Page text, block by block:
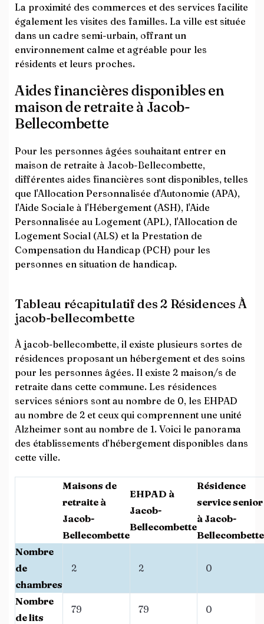
La proximité des commerces et des services facilite
également les visites des familles. La ville est située
dans un cadre semi-urbain, offrant un
environnement calme et agréable pour les
résidents et leurs proches.
Aides financières disponibles en
maison de retraite à Jacob-
Bellecombette
Pour les personnes âgées souhaitant entrer en
maison de retraite à Jacob-Bellecombette,
différentes aides financières sont disponibles, telles
que l'Allocation Personnalisée d'Autonomie (APA),
l'Aide Sociale à l'Hébergement (ASH), l'Aide
Personnalisée au Logement (APL), l'Allocation de
Logement Social (ALS) et la Prestation de
Compensation du Handicap (PCH) pour les
personnes en situation de handicap.
Tableau récapitulatif des 2 Résidences À
jacob-bellecombette
À jacob-bellecombette, il existe plusieurs sortes de
résidences proposant un hébergement et des soins
pour les personnes âgées. Il existe 2 maison/s de
retraite dans cette commune. Les résidences
services séniors sont au nombre de 0, les EHPAD
au nombre de 2 et ceux qui comprennent une unité
Alzheimer sont au nombre de 1. Voici le panorama
des établissements d’hébergement disponibles dans
cette ville.
Maisons de
retraite à
Jacob-
Bellecombette
EHPAD à
Jacob-
Bellecombette
Résidence
service senior
à Jacob-
Bellecombette
Nombre
de
chambres
2 2 0
Nombre
de lits
79 79 0